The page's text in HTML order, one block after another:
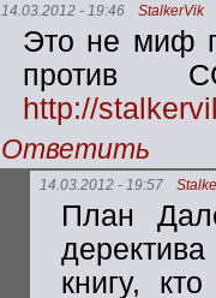
14.03.2012 - 19:46 StalkerVik
Это не миф
http://
Ответить
14.03.2012 - 19:57
План
книгу,